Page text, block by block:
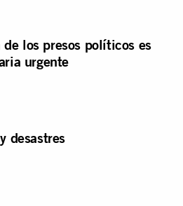
los presos políticos es
urgente
desastres